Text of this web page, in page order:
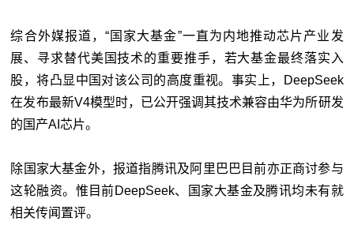
综合外媒报道，“国家大基金”一直为内地推动芯片产业发
展、寻求替代美国技术的重要推手，若大基金最终落实入
股，将凸显中国对该公司的高度重视。事实上，DeepSeek
在发布最新V4模型时，已公开强调其技术兼容由华为所研发
的国产AI芯片。
除国家大基金外，报道指腾讯及阿里巴巴目前亦正商讨参与
这轮融资。惟目前DeepSeek、国家大基金及腾讯均未有就
相关传闻置评。